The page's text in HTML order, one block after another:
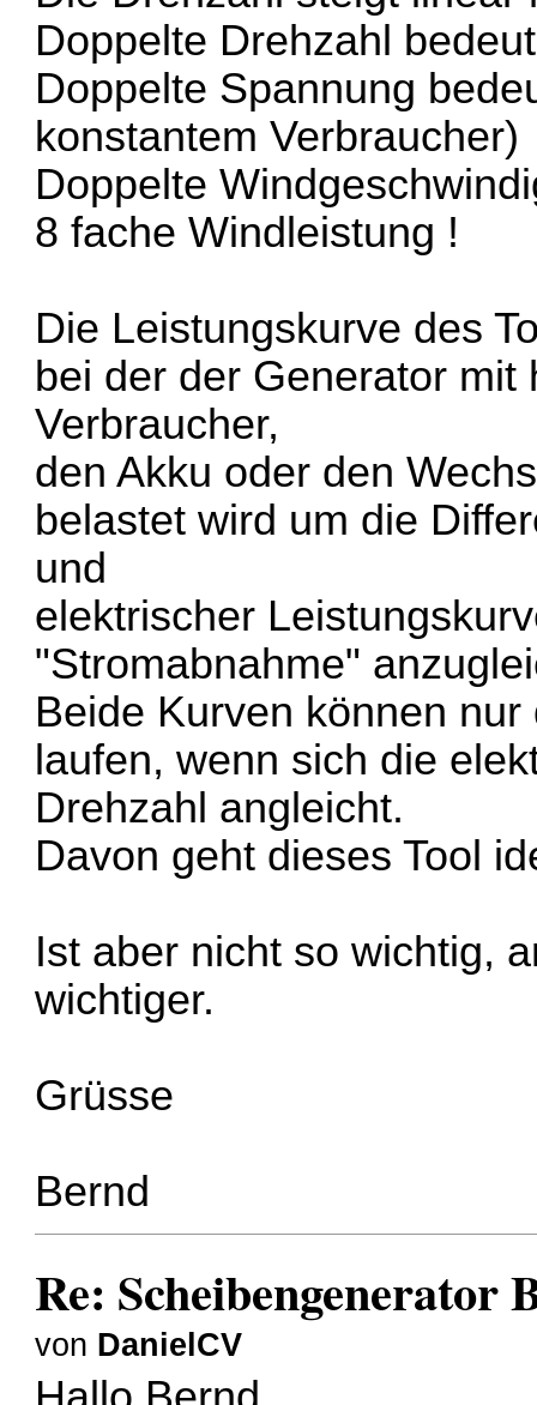
Doppelte Drehzahl
Doppelte Spannung
konstantem Verbraucher)
Doppelte
8 fache Windleistung !
Die Leistungskurve des
bei der der Generator
Verbraucher,
den Akku oder den
belastet wird um die
und
elektrischer
"Stromabnahme"
Beide Kurven können
laufen, wenn sich die
Drehzahl angleicht.
Davon geht dieses Tool
Ist aber nicht so wichtig,
wichtiger.
Grüsse
Bernd
Re: Scheibengenerator
von DanielCV